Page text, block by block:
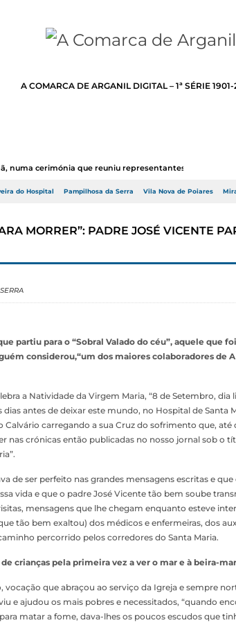
A COMARCA DE ARGANIL DIGITAL – 1ª SÉRIE
numa cerimónia que reuniu representantes do Go...
do Hospital Pampilhosa da Serra Vila Nova de Poiares
MORRER”: PADRE JOSÉ VICENTE
partiu para o “Sobral Valado do céu”, aquele que
considerou,“um dos maiores colaboradores de A
a Natividade da Virgem Maria, “8 de Setembro, dia
antes de deixar este mundo, no Hospital de Santa
carregando a sua Cruz do sofrimento que, até
nas crónicas então publicadas no nosso jornal sob o
de ser perfeito nas grandes mensagens escritas e
vida e que o padre José Vicente tão bem soube
mensagens que lhe chegam enquanto esteve
tão bem exaltou) dos médicos e enfermeiras, dos
percorrido pelos corredores do Santa Maria.
crianças pela primeira vez a ver o mar e à beira-mar
que abraçou ao serviço da Igreja e sempre
e ajudou os mais pobres e necessitados, “quando
matar a fome, dava-lhes os poucos escudos que